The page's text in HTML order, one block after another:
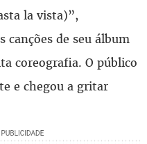
la vista)”,
canções de seu álbum
coreografia. O público
e chegou a gritar